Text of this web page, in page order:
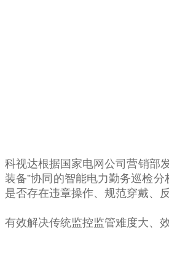
科视达根据国家电网公司营销部
装备”协同的智能电力勤务巡检
是否存在违章操作、规范穿戴、
有效解决传统监控监管难度大、